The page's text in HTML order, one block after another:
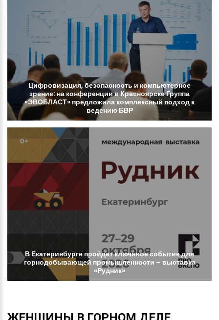
Цифровизация, безопасность и компьютерное
зрение: на конференциивКрасноярскеГруппа
«ЭВОБЛАСТ» предложила комплексный подход к
ведению БВР
В Екатеринбурге пройдетключевоесобытиедля
горнодобывающей промышленности – выставка
«Рудник»